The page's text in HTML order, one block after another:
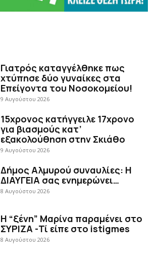
Γιατρός καταγγέλθηκε πως
χτύπησε δύο γυναίκες στα
Επείγοντα του Νοσοκομείου!
9 Αυγούστου 2026
15χρονος κατήγγειλε 17χρονο
για βιασμούς κατ’
εξακολούθηση στην Σκιάθο
9 Αυγούστου 2026
Δήμος Αλμυρού συναυλίες: Η
ΔΙΑΥΓΕΙΑ σας ενημερώνει…
8 Αυγούστου 2026
Η “ξένη” Μαρίνα παραμένει στο
ΣΥΡΙΖΑ -Τί είπε στο istigmes
8 Αυγούστου 2026